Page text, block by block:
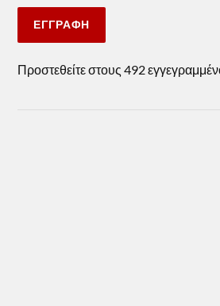
ΕΓΓΡΑΦΉ
Προστεθείτε στους 492